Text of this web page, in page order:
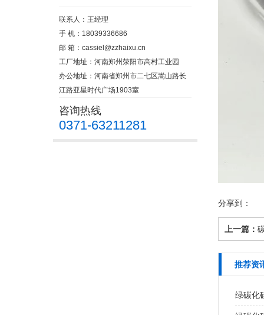
联系人：王经理
手 机：18039336686
邮 箱：cassiel@zzhaixu.cn
工厂地址：河南郑州荥阳市高村工业园
办公地址：河南省郑州市二七区嵩山路长
江路亚星时代广场1903室
咨询热线
0371-63211281
分享到：
上一篇：
推荐资
绿碳化